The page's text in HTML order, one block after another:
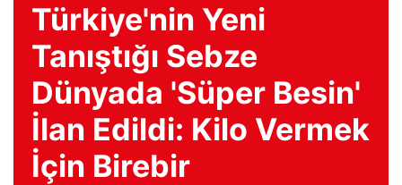
Türkiye'nin Yeni
Tanıştığı Sebze
Dünyada 'Süper Besin'
İlan Edildi: Kilo Vermek
İçin Birebir